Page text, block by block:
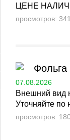
ЦЕНЕ
просмотров:
07.08.2026
Внешний вид
Уточняйте по
просмотров: